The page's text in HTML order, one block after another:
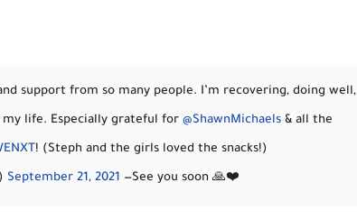
support from so many people. I’m recovering, doing well,
life. Especially grateful for @ShawnMichaels & all the
! (Steph and the girls loved the snacks!)
See you soon 🙏❤️
— Triple H (@TripleH)
September 21, 2021